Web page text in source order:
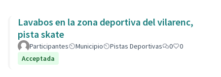
Lavabos en la zona deportiva del vilarenc,
pista skate
Participantes Municipio Pistas Deportivas 0
0
Acceptada